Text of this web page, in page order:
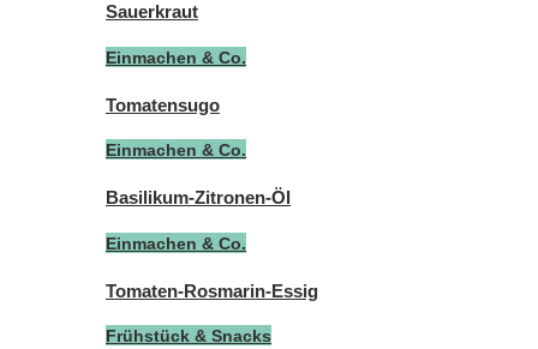
Sauerkraut
Einmachen & Co.
Tomatensugo
Einmachen & Co.
Basilikum-Zitronen-Öl
Einmachen & Co.
Tomaten-Rosmarin-Essig
Frühstück & Snacks